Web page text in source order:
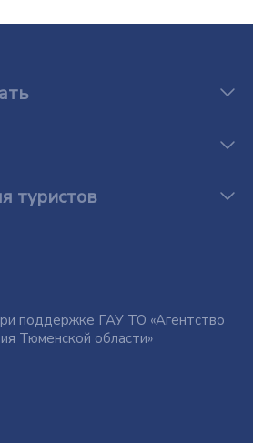
туристов
поддержке ГАУ ТО «Агентство
Тюменской области»